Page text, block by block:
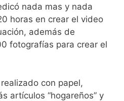
nada mas y nada
horas en crear el video
además de
fotografías para crear el
con papel,
artículos “hogareños” y